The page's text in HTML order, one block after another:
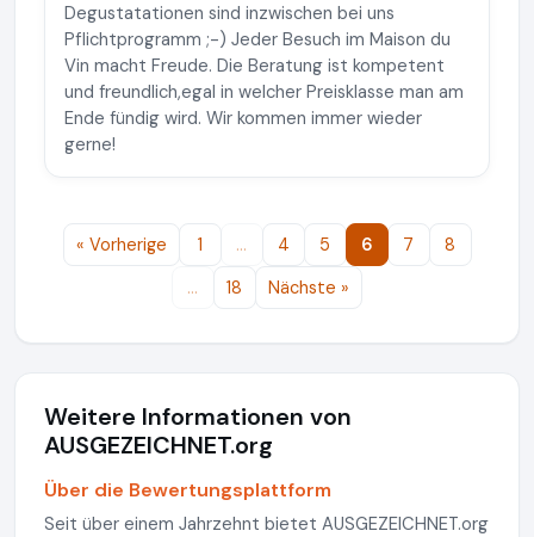
Degustatationen sind inzwischen bei uns
Pflichtprogramm ;-) Jeder Besuch im Maison du
Vin macht Freude. Die Beratung ist kompetent
und freundlich,egal in welcher Preisklasse man am
Ende fündig wird. Wir kommen immer wieder
gerne!
« Vorherige 1 … 4 5 6 7
8
…
18 Nächste »
Weitere Informationen von
AUSGEZEICHNET.org
Über die Bewertungsplattform
Seit über einem Jahrzehnt bietet AUSGEZEICHNET.org